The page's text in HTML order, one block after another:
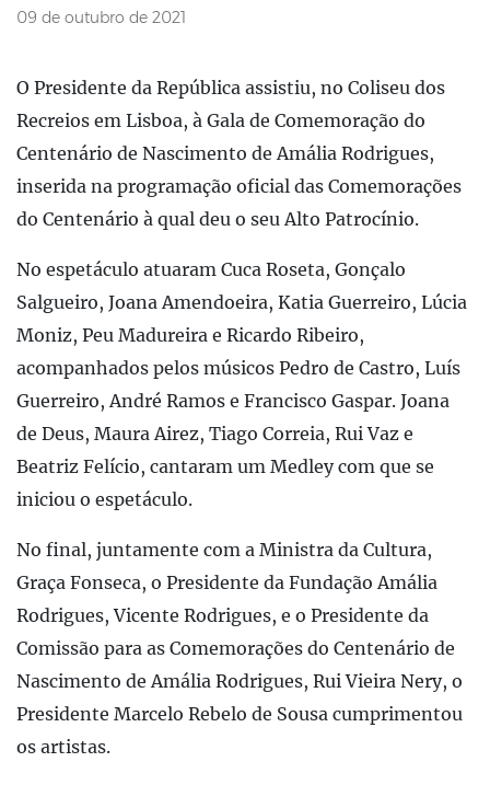
09 de outubro de 2021
O Presidente da República assistiu, no Coliseu dos
Recreios em Lisboa, à Gala de Comemoração do
Centenário de Nascimento de Amália Rodrigues,
inserida na programação oficial das Comemorações
do Centenário à qual deu o seu Alto Patrocínio.
No espetáculo atuaram Cuca Roseta, Gonçalo
Salgueiro, Joana Amendoeira, Katia Guerreiro, Lúcia
Moniz, Peu Madureira e Ricardo Ribeiro,
acompanhados pelos músicos Pedro de Castro, Luís
Guerreiro, André Ramos e Francisco Gaspar. Joana
de Deus, Maura Airez, Tiago Correia, Rui Vaz e
Beatriz Felício, cantaram um Medley com que se
iniciou o espetáculo.
No final, juntamente com a Ministra da Cultura,
Graça Fonseca, o Presidente da Fundação Amália
Rodrigues, Vicente Rodrigues, e o Presidente da
Comissão para as Comemorações do Centenário de
Nascimento de Amália Rodrigues, Rui Vieira Nery, o
Presidente Marcelo Rebelo de Sousa cumprimentou
os artistas.